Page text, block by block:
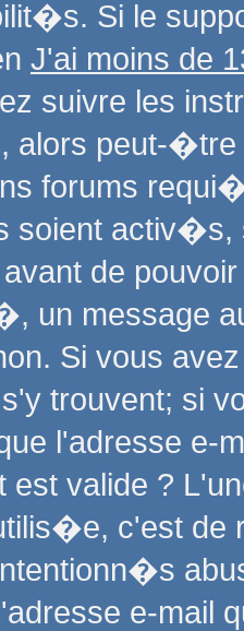
Si le
J'ai moins de
suivre les
alors peut-
forums
soient
de
un message
Si vous
s'y trouvent; si
l'adresse e-
est valide ?
c'est
e-mail